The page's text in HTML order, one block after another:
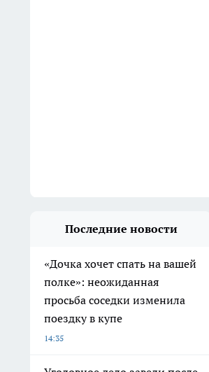
Последние новости
«Дочка хочет спать на вашей
полке»: неожиданная
просьба соседки изменила
поездку в купе
14:35